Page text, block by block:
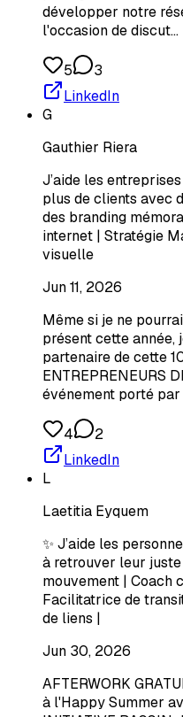
développer notre
l'occasion de discut…
5
3
LinkedIn
G
Gauthier Riera
J’aide les
plus de clients avec
des branding
internet | Stratégie
visuelle
Jun 11, 2026
Même si je ne
présent cette année,
partenaire de cette
ENTREPRENEURS
événement porté par
4
2
LinkedIn
L
Laetitia Eyquem
✨ J’aide les
à retrouver leur
mouvement | Coach
Facilitatrice de
de liens |
Jun 30, 2026
AFTERWORK
à l'Happy Summer